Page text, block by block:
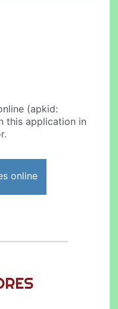
(apkid:
this application in
online